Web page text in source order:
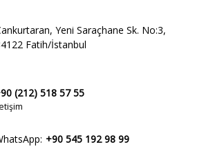
Yeni Saraçhane Sk. No:3,
Fatih/İstanbul
(212) 518 57 55
+90 545 192 98 99